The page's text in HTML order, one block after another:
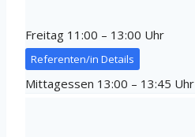
Freitag 11:00 – 13:00 Uhr
Referenten/in Details
Mittagessen 13:00 – 13:45 Uhr